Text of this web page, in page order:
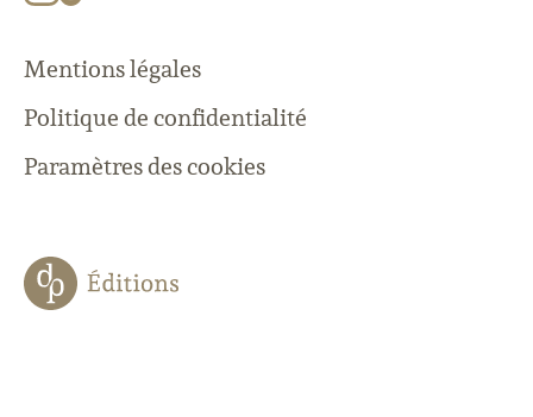
Mentions légales
Politique de confidentialité
Paramètres des cookies